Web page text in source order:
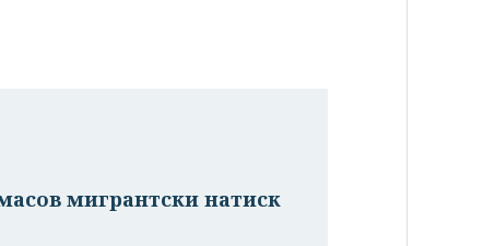
мигрантски натиск